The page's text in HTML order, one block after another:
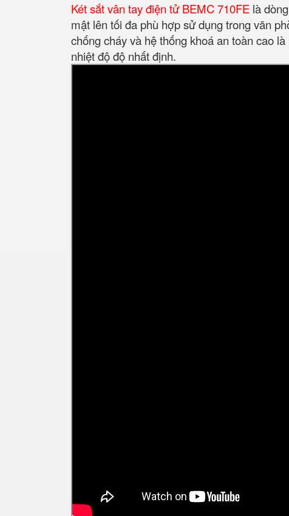
Két sắt vân tay điện tử BEMC 710FE là
mật lên tối đa phù hợp sử dụng trong văn
chống cháy và hệ thống khoá an toàn cao
nhiệt độ độ nhất định.